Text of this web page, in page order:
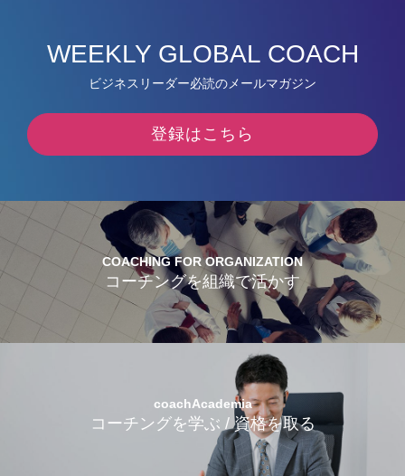
WEEKLY GLOBAL COACH
ビジネスリーダー必読のメールマガジン
登録はこちら
COACHING FOR ORGANIZATION
コーチングを組織で活かす
coachAcademia
コーチングを学ぶ / 資格を取る